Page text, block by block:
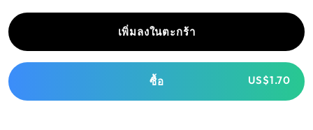
เพิ่มลงในตะกร้า
ซื้อ US$1.70